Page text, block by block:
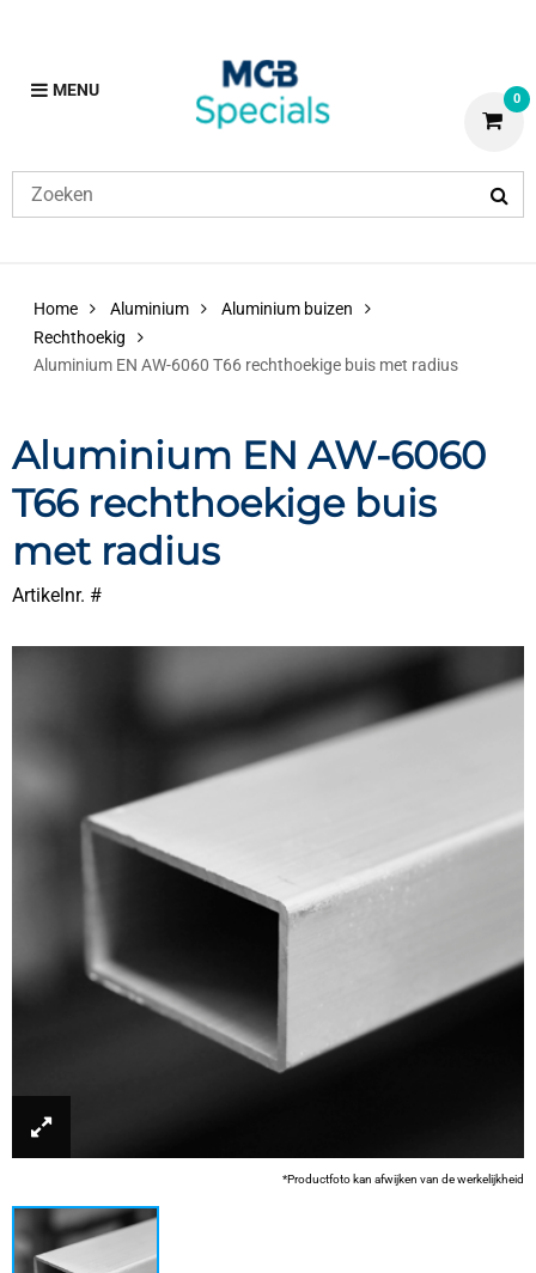
MENU 0
Home Aluminium
Aluminium buizen
Rechthoekig
Aluminium EN AW-6060 T66 rechthoekige buis met radius
Aluminium EN AW-6060
T66 rechthoekige buis
met radius
Artikelnr. #
*Productfoto kan afwijken van de werkelijkheid